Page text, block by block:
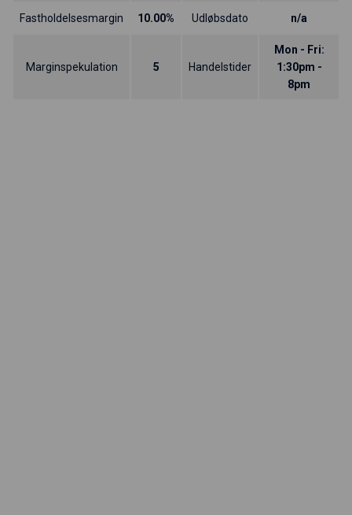
Fastholdelsesmargin 10.00% Udløbsdato n/a
Marginspekulation 5 Handelstider
Mon - Fri:
1:30pm -
8pm